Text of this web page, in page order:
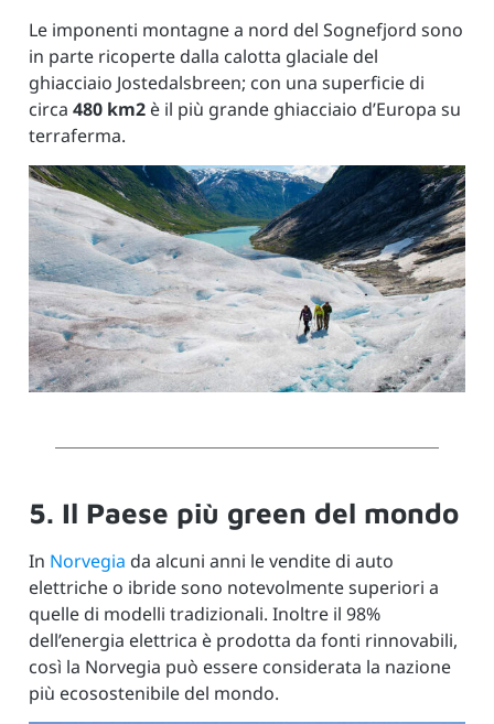
Le imponenti montagne a nord del Sognefjord sono
in parte ricoperte dalla calotta glaciale del
ghiacciaio Jostedalsbreen; con una superficie di
circa 480 km2 è il più grande ghiacciaio d’Europa su
terraferma.
5. Il Paese più green del mondo
In Norvegia da alcuni anni le vendite di auto
elettriche o ibride sono notevolmente superiori a
quelle di modelli tradizionali. Inoltre il 98%
dell’energia elettrica è prodotta da fonti rinnovabili,
così la Norvegia può essere considerata la nazione
più ecosostenibile del mondo.